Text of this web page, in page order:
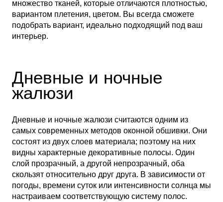
множество тканей, которые отличаются плотностью,
вариантом плетения, цветом. Вы всегда сможете
подобрать вариант, идеально подходящий под ваш
интерьер.
Дневные и ночные
жалюзи
Дневные и ночные жалюзи считаются одним из
самых современных методов оконной обшивки. Они
состоят из двух слоев материала; поэтому на них
видны характерные декоративные полосы. Один
слой прозрачный, а другой непрозрачный, оба
скользят относительно друг друга. В зависимости от
погоды, времени суток или интенсивности солнца мы
настраиваем соответствующую систему полос.